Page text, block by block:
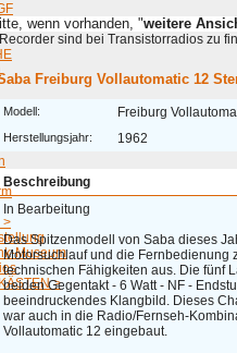
>
Museum
>
wenn vorhanden, "weitere
sind bei Transistorradios zu
Freiburg Vollautomatic 12
Modell: Freiburg
Herstellungsjahr: 1962
Beschreibung
In Bearbeitung
Das Spitzenmodell von Saba dieses
Motorsuchlauf und die Fernbedienung
technischen Fähigkeiten aus. Die fünf
beiden Gegentakt - 6 Watt - NF -
beeindruckendes Klangbild. Dieses
war auch in die Radio/Fernseh-
Vollautomatic 12 eingebaut.